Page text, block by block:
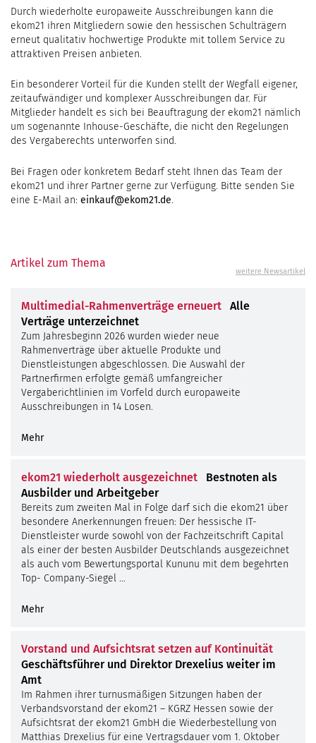
Durch wiederholte europaweite Ausschreibungen kann die
ekom21 ihren Mitgliedern sowie den hessischen Schulträgern
erneut qualitativ hochwertige Produkte mit tollem Service zu
attraktiven Preisen anbieten.
Ein besonderer Vorteil für die Kunden stellt der Wegfall eigener,
zeitaufwändiger und komplexer Ausschreibungen dar. Für
Mitglieder handelt es sich bei Beauftragung der ekom21 nämlich
um sogenannte Inhouse-Geschäfte, die nicht den Regelungen
des Vergaberechts unterworfen sind.
Bei Fragen oder konkretem Bedarf steht Ihnen das Team der
ekom21 und ihrer Partner gerne zur Verfügung. Bitte senden Sie
eine E-Mail an: einkauf@ekom21.de.
Artikel zum Thema
weitere Newsartikel
Multimedial-Rahmenverträge erneuert
Alle
Verträge unterzeichnet
Zum Jahresbeginn 2026 wurden wieder neue
Rahmenverträge über aktuelle Produkte und
Dienstleistungen abgeschlossen. Die Auswahl der
Partnerfirmen erfolgte gemäß umfangreicher
Vergaberichtlinien im Vorfeld durch europaweite
Ausschreibungen in 14 Losen.
Mehr
ekom21 wiederholt ausgezeichnet
Bestnoten als
Ausbilder und Arbeitgeber
Bereits zum zweiten Mal in Folge darf sich die ekom21 über
besondere Anerkennungen freuen: Der hessische IT-
Dienstleister wurde sowohl von der Fachzeitschrift Capital
als einer der besten Ausbilder Deutschlands ausgezeichnet
als auch vom Bewertungsportal Kununu mit dem begehrten
Top- Company-Siegel …
Mehr
Vorstand und Aufsichtsrat setzen auf Kontinuität
Geschäftsführer und Direktor Drexelius weiter im
Amt
Im Rahmen ihrer turnusmäßigen Sitzungen haben der
Verbandsvorstand der ekom21 – KGRZ Hessen sowie der
Aufsichtsrat der ekom21 GmbH die Wiederbestellung von
Matthias Drexelius für eine Vertragsdauer vom 1. Oktober